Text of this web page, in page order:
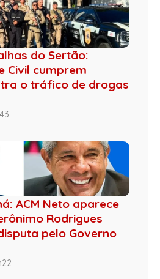
do Sertão:
Civil cumprem
o tráfico de drogas
ACM Neto aparece
Rodrigues
pelo Governo